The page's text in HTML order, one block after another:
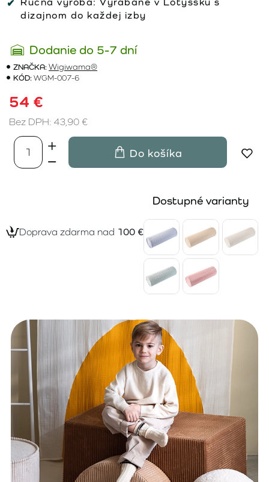
dizajnom do každej izby
Dodanie do 5-7 dní
ZNAČKA:Wigiwama®
KÓD:WGM-007-6
54 €
Bez DPH: 43,90 €
Do košíka
Doprava zdarma nad 100 €
Dostupné varianty